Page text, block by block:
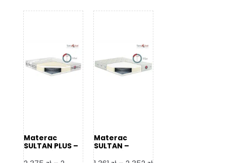
119 zł
Materac
SULTAN PLUS –
Materac
SULTAN –